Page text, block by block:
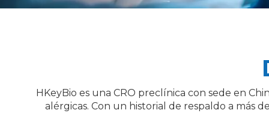
HKeyBio es una CRO preclínica con sede en
alérgicas. Con un historial de respaldo a más